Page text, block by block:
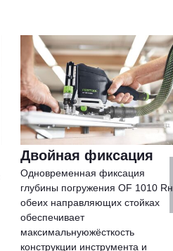
Двойная фиксация
Одновременная фиксация
глубины погружения OF 1010
обеих направляющих стойках
обеспечивает
максимальнуюжёсткость
конструкции инструмента и